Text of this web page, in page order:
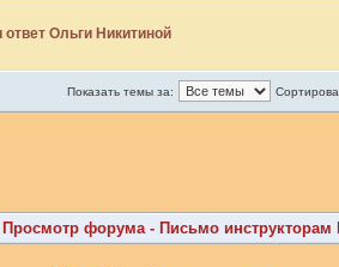
ответ Ольги Никитиной
Показать темы за:
Просмотр форума - Письмо инструкторам